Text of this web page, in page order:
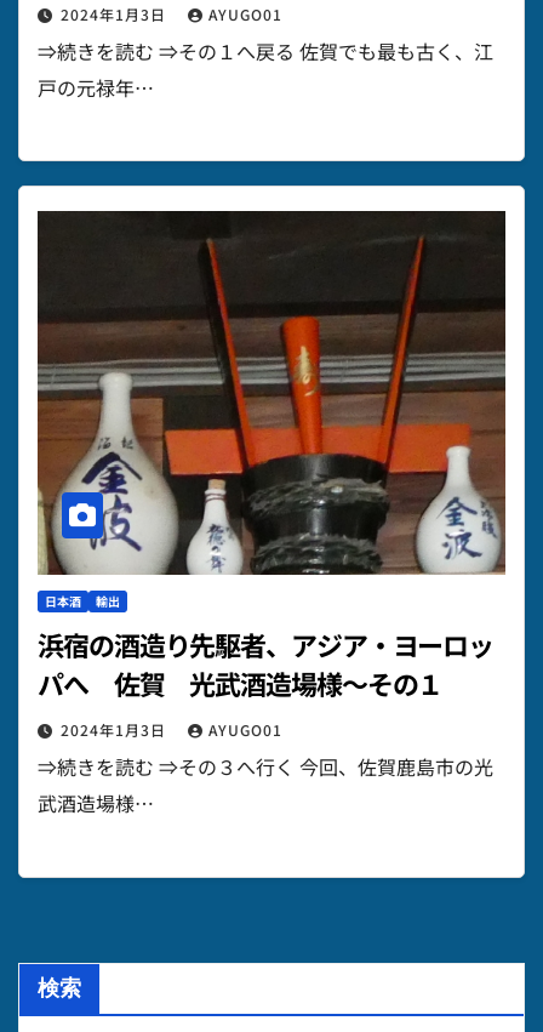
2024年1月3日 AYUGO01
⇒続きを読む ⇒その１へ戻る 佐賀でも最も古く、江
戸の元禄年…
日本酒 輸出
浜宿の酒造り先駆者、アジア・ヨーロッ
パへ 佐賀 光武酒造場様～その１
2024年1月3日 AYUGO01
⇒続きを読む ⇒その３へ行く 今回、佐賀鹿島市の光
武酒造場様…
検索